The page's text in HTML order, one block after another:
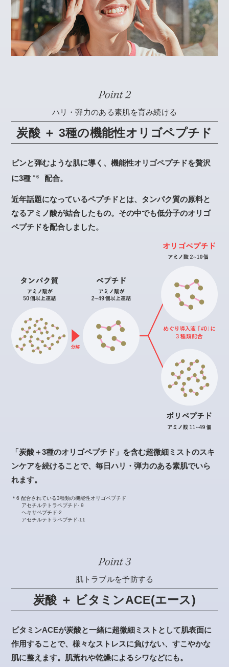
ハリ・弾力のある素肌を育み続ける
炭酸 ＋ 3種の機能性オリゴペプチド
ピンと弾むような肌に導く、機能性オリゴペプチドを贅沢
に3種 ＊6 配合。
近年話題になっているペプチドとは、タンパク質の原料と
なるアミノ酸が結合したもの。その中でも低分子のオリゴ
ペプチドを配合しました。
「炭酸＋3種のオリゴペプチド」を含む超微細ミストのスキ
ンケアを続けることで、毎日ハリ・弾力のある素肌でいら
れます。
＊6 配合されている3種類の機能性オリゴペプチド
アセチルテトラペプチド- 9
ヘキサペプチド-2
アセチルテトラペプチド-11
肌トラブルを予防する
炭酸 ＋ ビタミンACE(エース)
ビタミンACEが炭酸と一緒に超微細ミストとして肌表面に
作用することで、様々なストレスに負けない、すこやかな
肌に整えます。肌荒れや乾燥によるシワなどにも。